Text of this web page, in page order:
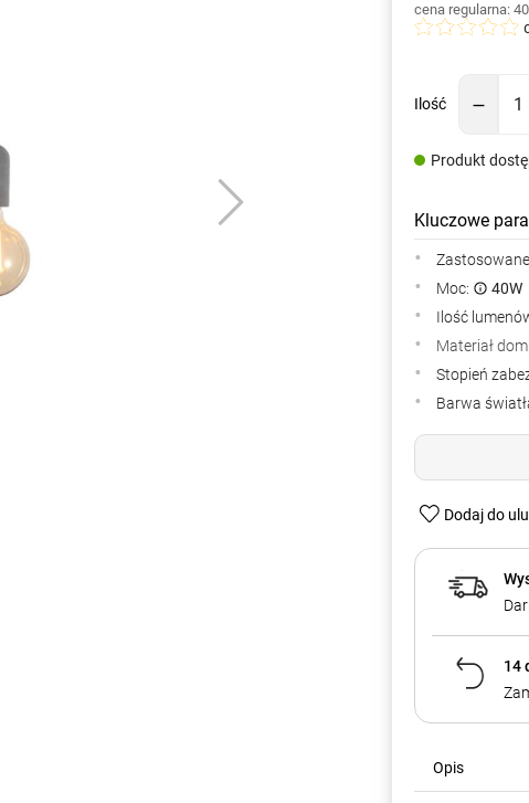
cena regularna:
Ilość
Produkt
Kluczowe
Moc:
40W
Ilość
Materiał
Stopień
Barwa
Dodaj do
14
Opis